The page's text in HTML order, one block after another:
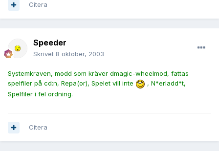
Citera
Speeder
Skrivet 8 oktober, 2003
Systemkraven, modd som kräver dmagic-wheelmod, fattas
spelfiler på cd:n, Repa(or), Spelet vill inte
, N*erladd*t,
Spelfiler i fel ordning.
Citera